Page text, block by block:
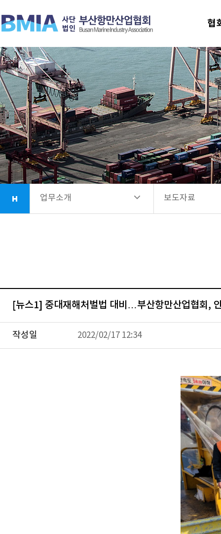
협
업무소개
업무소개
항만시설소개
회원사안내
소식정보
보도자료
협회가입 안내
보도자료
법령정보
[뉴스1] 중대재해처벌법 대비…부산항만산업협회,
작성일 2022/02/17 12:34